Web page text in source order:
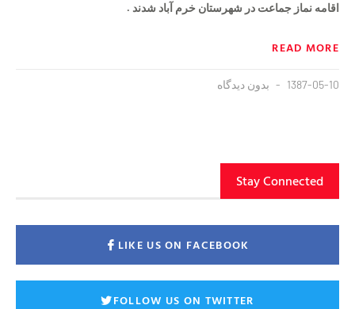
اقامه نماز جماعت در شهرستان خرم آباد شدند .
READ MORE
1387-05-10 بدون دیدگاه
Stay Connected
LIKE US ON FACEBOOK
FOLLOW US ON TWITTER